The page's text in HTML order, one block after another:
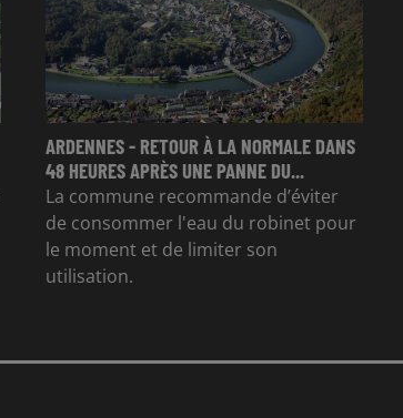
ARDENNES - RETOUR À LA NORMALE DANS
48 HEURES APRÈS UNE PANNE DU...
La commune recommande d’éviter
de consommer l'eau du robinet pour
le moment et de limiter son
utilisation.